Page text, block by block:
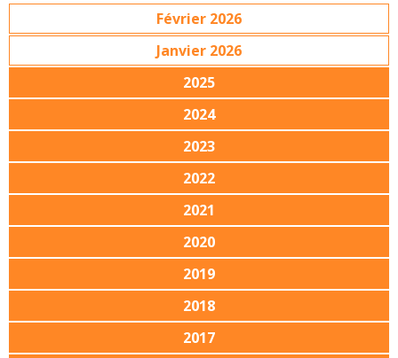
Février 2026
Janvier 2026
2025
2024
2023
2022
2021
2020
2019
2018
2017